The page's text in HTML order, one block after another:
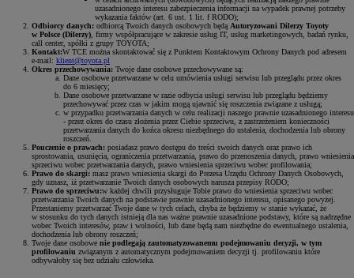
uzasadnionego interesu zabezpieczenia informacji na wypadek prawnej potrzeby
wykazania faktów (art. 6 ust. 1 lit. f RODO);
Odbiorcy danych: odbiorcą Twoich danych osobowych będą Autoryzowani Dilerzy Toyoty
w Polsce (Dilerzy) , firmy współpracujące w zakresie usług IT, usług marketingowych, badań rynku,
call center, spółki z grupy TOYOTA;
Kontakt:W TCE można skontaktować się z Punktem Kontaktowym Ochrony Danych pod adresem
e-mail: klient@toyota.pl
Okres przechowywania: Twoje dane osobowe przechowywane są:
Dane osobowe przetwarzane w celu umówienia usługi serwisu lub przeglądu przez okres
do 6 miesięcy;
Dane osobowe przetwarzane w razie odbycia usługi serwisu lub przeglądu będziemy
przechowywać przez czas w jakim mogą ujawnić się roszczenia związane z usługą;
w przypadku przetwarzania danych w celu realizacji naszego prawnie uzasadnionego interesu
- przez okres do czasu złożenia przez Ciebie sprzeciwu, z zastrzeżeniem konieczności
przetwarzania danych do końca okresu niezbędnego do ustalenia, dochodzenia lub obrony
roszczeń.
Pouczenie o prawach: posiadasz prawo dostępu do treści swoich danych oraz prawo ich
sprostowania, usunięcia, ograniczenia przetwarzania, prawo do przenoszenia danych, prawo wniesienia
sprzeciwu wobec przetwarzania danych, prawo wniesienia sprzeciwu wobec profilowania;
Prawo do skargi: masz prawo wniesienia skargi do Prezesa Urzędu Ochrony Danych Osobowych,
gdy uznasz, iż przetwarzanie Twoich danych osobowych narusza przepisy RODO;
Prawo do sprzeciwu:w każdej chwili przysługuje Tobie prawo do wniesienia sprzeciwu wobec
przetwarzania Twoich danych na podstawie prawnie uzasadnionego interesu, opisanego powyżej.
Przestaniemy przetwarzać Twoje dane w tych celach, chyba że będziemy w stanie wykazać, że
w stosunku do tych danych istnieją dla nas ważne prawnie uzasadnione podstawy, które są nadrzędne
wobec Twoich interesów, praw i wolności, lub dane będą nam niezbędne do ewentualnego ustalenia,
dochodzenia lub obrony roszczeń;
Twoje dane osobowe nie podlegają zautomatyzowanemu podejmowaniu decyzji, w tym
profilowaniu związanym z automatycznym podejmowaniem decyzji tj. profilowaniu które
odbywałoby się bez udziału człowieka.